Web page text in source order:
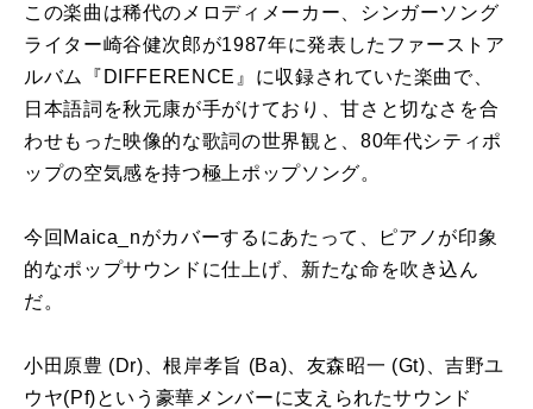
この楽曲は稀代のメロディメーカー、シンガーソング
ライター崎谷健次郎が1987年に発表したファーストア
ルバム『 DIFFERENCE 』に収録されていた楽曲で、
日本語詞を秋元康が手がけており、甘さと切なさを合
わせもった映像的な歌詞の世界観と、 80年代シティポ
ップの空気感を持つ極上ポップソング。
今回 Maica_nがカバーするにあたって、ピアノが印象
的なポップサウンドに仕上げ、新たな命を吹き込ん
だ。
小田原豊 (Dr) 、根岸孝旨 (Ba) 、友森昭一 (Gt) 、吉野ユ
ウヤ(Pf)という豪華メンバーに支えられたサウンド